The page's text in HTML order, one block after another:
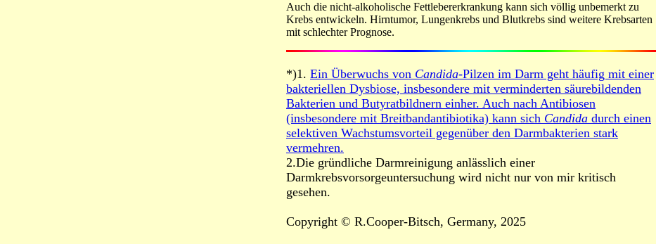
Auch die nicht-alkoholische Fettlebererkrankung kann sich völlig unbemerkt zu
Krebs entwickeln. Hirntumor, Lungenkrebs und Blutkrebs sind weitere Krebsarten
mit schlechter Prognose.
*)1. Ein Überwuchs von Candida-Pilzen im Darm geht häufig mit einer
bakteriellen Dysbiose, insbesondere mit verminderten säurebildenden
Bakterien und Butyratbildnern einher. Auch nach Antibiosen
(insbesondere mit Breitbandantibiotika) kann sich Candida durch einen
selektiven Wachstumsvorteil gegenüber den Darmbakterien stark
vermehren.
2.Die gründliche Darmreinigung anlässlich einer
Darmkrebsvorsorgeuntersuchung wird nicht nur von mir kritisch
gesehen.
Copyright © R.Cooper-Bitsch, Germany, 2025